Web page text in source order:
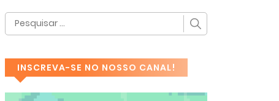
INSCREVA-SE NO NOSSO CANAL!